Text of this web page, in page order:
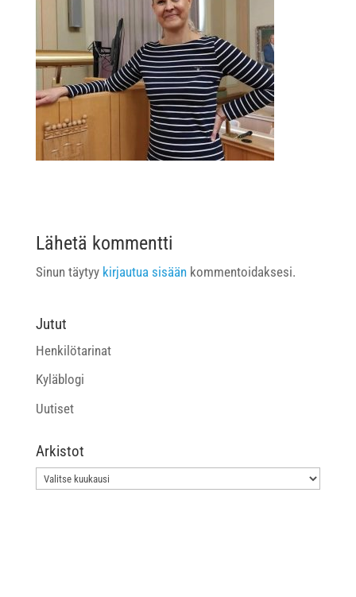
Lähetä kommentti
Sinun täytyy kirjautua sisäänkommentoidaksesi.
Jutut
Henkilötarinat
Kyläblogi
Uutiset
Arkistot
Arkistot